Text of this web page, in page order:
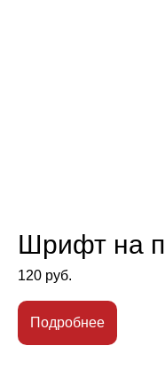
Шрифт на
120 руб.
Подробнее